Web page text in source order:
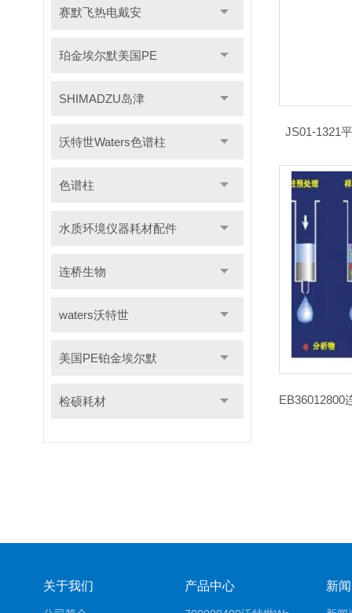
赛默飞热电戴安
珀金埃尔默美国PE
SHIMADZU岛津
沃特世Waters色谱柱
色谱柱
水质环境仪器耗材配件
连桥生物
waters沃特世
美国PE铂金埃尔默
检硕耗材
JS01-1321
关于我们 产品中心 新